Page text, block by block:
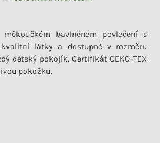
hodnocení produktu je 0,0 z 5
bavlněném povlečení s
látky a dostupné v rozměru
dětský pokojík. Certifikát OEKO-TEX
pokožku.